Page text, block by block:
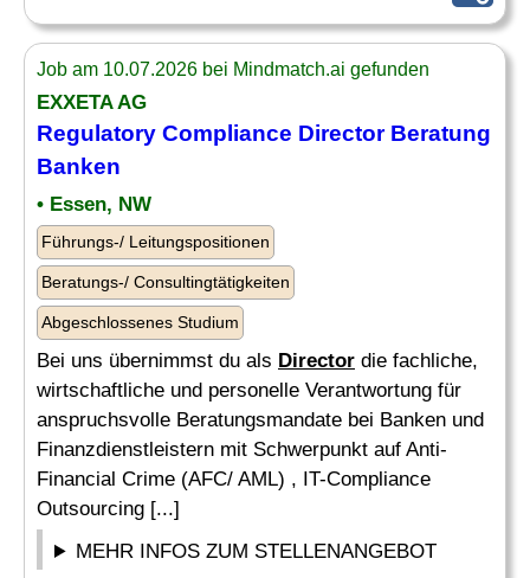
Job am 10.07.2026 bei Mindmatch.ai gefunden
EXXETA AG
Regulatory Compliance DirectorBeratung
Banken
• Essen, NW
Führungs-/ Leitungspositionen
Beratungs-/ Consultingtätigkeiten
Abgeschlossenes Studium
Bei uns übernimmst du als Director die fachliche,
wirtschaftliche und personelle Verantwortung für
anspruchsvolle Beratungsmandate bei Banken und
Finanzdienstleistern mit Schwerpunkt auf Anti-
Financial Crime (AFC/ AML) , IT-Compliance
Outsourcing [...]
MEHR INFOS ZUM STELLENANGEBOT